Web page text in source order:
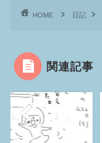
HOME 日記
関連記事